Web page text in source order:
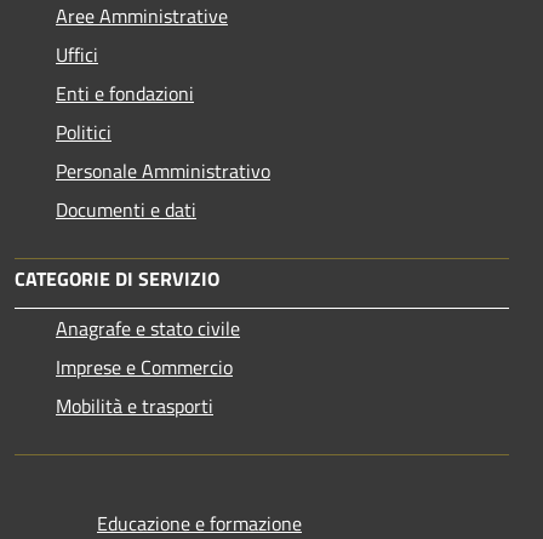
Aree Amministrative
Uffici
Enti e fondazioni
Politici
Personale Amministrativo
Documenti e dati
CATEGORIE DI SERVIZIO
Anagrafe e stato civile
Imprese e Commercio
Mobilità e trasporti
Educazione e formazione